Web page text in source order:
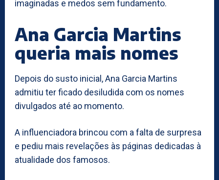
imaginadas e medos sem fundamento.
Ana Garcia Martins
queria mais nomes
Depois do susto inicial, Ana Garcia Martins
admitiu ter ficado desiludida com os nomes
divulgados até ao momento.
A influenciadora brincou com a falta de surpresa
e pediu mais revelações às páginas dedicadas à
atualidade dos famosos.